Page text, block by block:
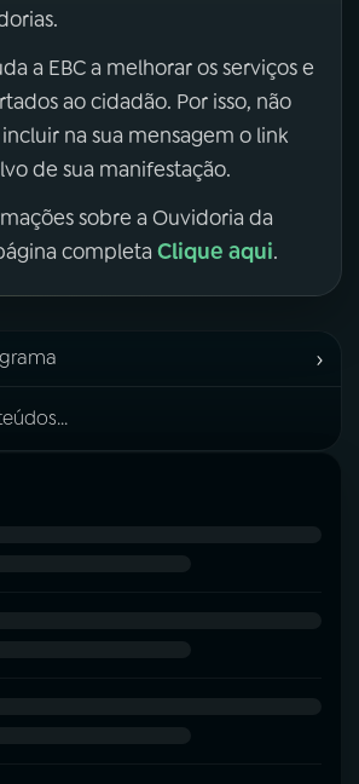
a EBC a melhorar os serviços e
ao cidadão. Por isso, não
na sua mensagem o link
de sua manifestação.
sobre a Ouvidoria da
completa Clique aqui.
›